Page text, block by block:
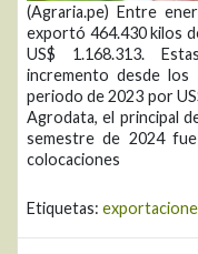
(Agraria.pe) Entre
exportó 464.430 kilos
US$ 1.168.313.
incremento desde los
periodo de 2023 por
Agrodata, el principal
semestre de 2024
colocaciones
Etiquetas: